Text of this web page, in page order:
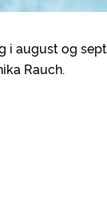
august og
Rauch.